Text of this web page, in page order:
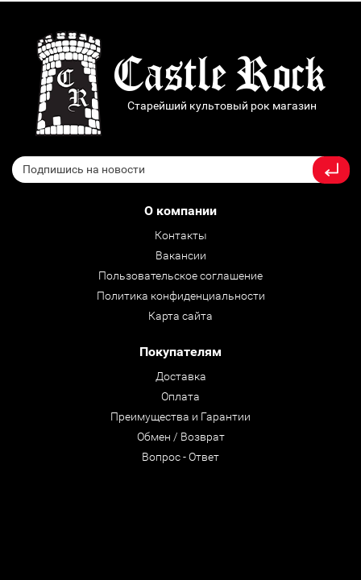
Старейший культовый рок магазин
О компании
Контакты
Вакансии
Пользовательское соглашение
Политика конфиденциальности
Карта сайта
Покупателям
Доставка
Оплата
Преимущества и Гарантии
Обмен / Возврат
Вопрос - Ответ